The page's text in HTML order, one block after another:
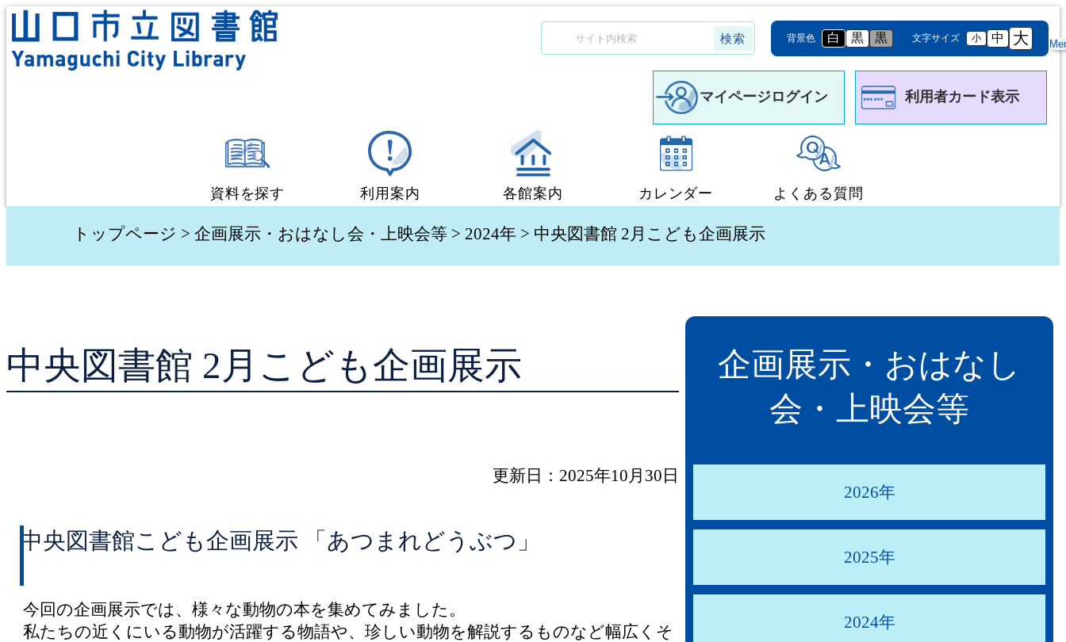
背景色 白 黒 黒 文字サイズ 小 中 大
マイページログイン 利用者カード表示
資料を探す
蔵書検索・予約
貸出ランキング
利用案内
図書館利用案内
学校図書館支援サービス
レファレンスサービス
各館案内
中央図書館
阿東図書館
カレンダー よくある質問
トップページ > 企画展示・おはなし会・上映会等 > 2024年 > 中央図書館 2月こども企画展示
中央図書館 2月こども企画展示
更新日：2025年10月30日
中央図書館こども企画展示 「あつまれどうぶつ」
今回の企画展示では、様々な動物の本を集めてみました。
私たちの近くにいる動物が活躍する物語や、珍しい動物を解説するものなど幅広くそ
企画展示・おはなし
会・上映会等
2026年
2025年
2024年